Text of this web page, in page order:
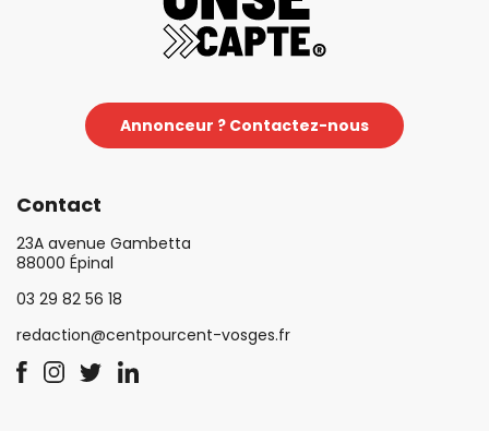
Annonceur ? Contactez-nous
Contact
23A avenue Gambetta
88000 Épinal
03 29 82 56 18
redaction@centpourcent-vosges.fr